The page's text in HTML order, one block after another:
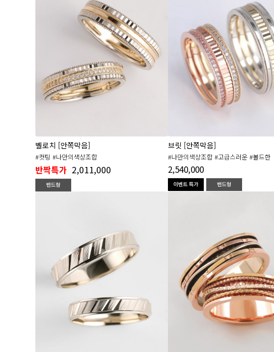
벨로치 [안쪽막음]
#컷팅 #나만의색상조합
반짝특가 2,011,000
브릿 [안쪽막음]
#나만의색상조합 #고급스러운 #볼드한
2,540,000